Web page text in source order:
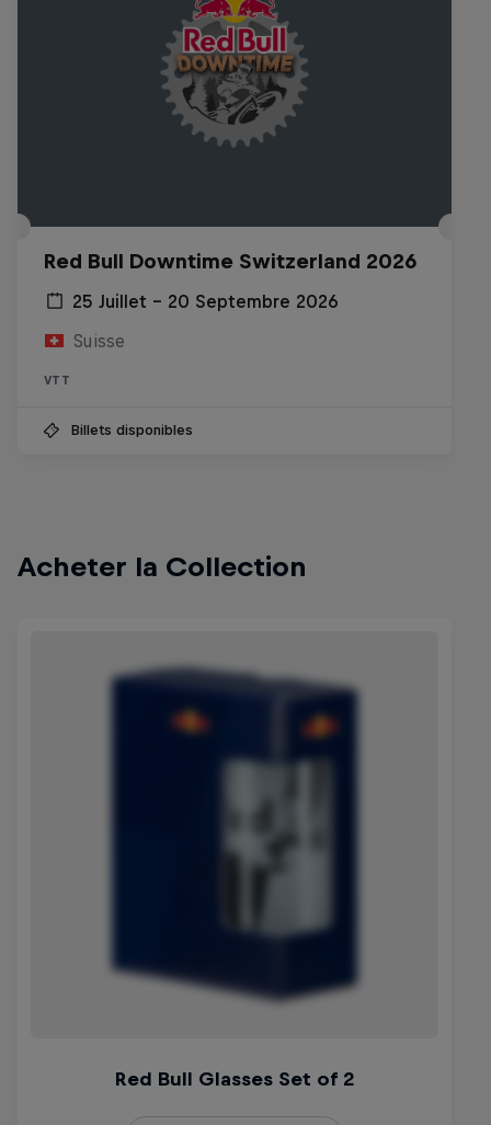
Red Bull Downtime Switzerland 2026
25 Juillet – 20 Septembre 2026
Suisse
VTT
Billets disponibles
Acheter la Collection